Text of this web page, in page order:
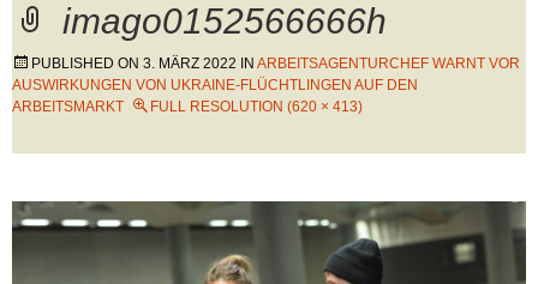
imago0152566666h
PUBLISHED ON 3. MÄRZ 2022 IN ARBEITSAGENTURCHEF WARNT VOR
AUSWIRKUNGEN VON UKRAINE-FLÜCHTLINGEN AUF DEN
ARBEITSMARKT
FULL RESOLUTION (620 × 413)